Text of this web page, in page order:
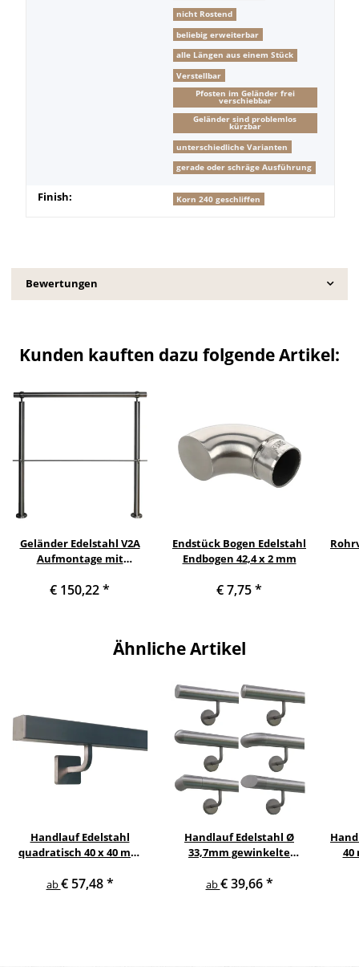
nicht Rostend
beliebig erweiterbar
alle Längen aus einem Stück
Verstellbar
Pfosten im Geländer frei
verschiebbar
Geländer sind problemlos
kürzbar
unterschiedliche Varianten
gerade oder schräge Ausführung
Finish: Korn 240 geschliffen
Bewertungen
Kunden kauften dazu folgende Artikel:
Geländer Edelstahl V2A
Aufmontage mit
Querstreben, Variante:
€ 150,22*
Endstück Bogen Edelstahl
Endbogen 42,4 x 2 mm
€ 7,75*
Ähnliche Artikel
Handlauf Edelstahl
quadratisch 40 x 40 mm
Edelstahlhalter
ab€ 57,48*
Handlauf Edelstahl Ø
33,7mm gewinkelte
ab€ 39,66*
40